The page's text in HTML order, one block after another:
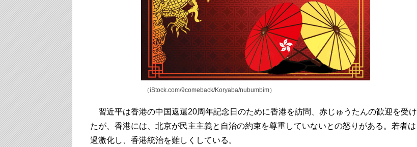
（iStock.com/9comeback/Koryaba/nubumbim）
習近平は香港の中国返還20周年記念日のために香港を訪問、赤じゅうたんの歓迎を受け
たが、香港には、北京が民主主義と自治の約束を尊重していないとの怒りがある。若者は
過激化し、香港統治を難しくしている。